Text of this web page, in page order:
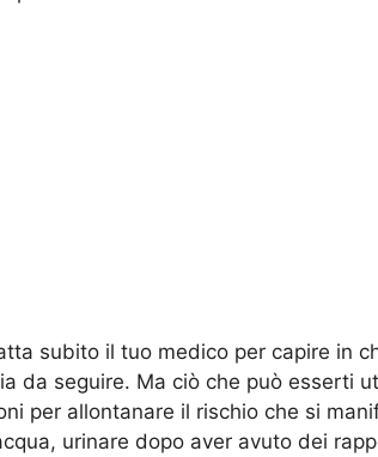
subito il tuo medico per capire in
da seguire. Ma ciò che può esserti
per allontanare il rischio che si
urinare dopo aver avuto dei